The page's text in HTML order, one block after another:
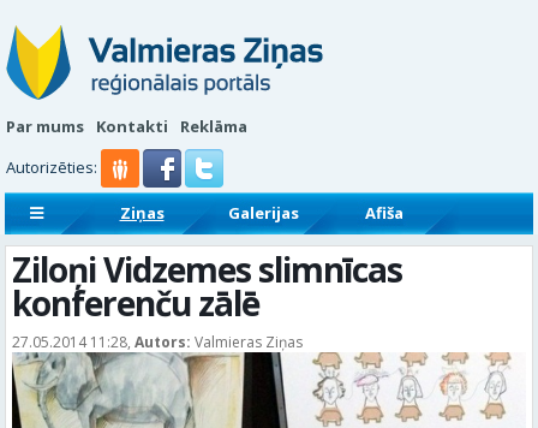
Par mums Kontakti
Reklāma
Autorizēties:
Ziņas Galerijas
Afiša
Sludinājumi
Reklāmraksti
Ziloņi Vidzemes slimnīcas
konferenču zālē
27.05.2014 11:28, Autors: Valmieras Ziņas